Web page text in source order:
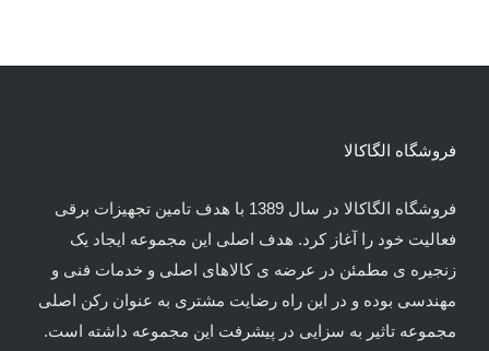
فروشگاه الگاکالا
فروشگاه الگاکالا در سال 1389 با هدف تامین تجهیزات برقی
فعالیت خود را آغاز کرد. هدف اصلی این مجموعه ایجاد یک
زنجیره ی مطمئن در عرضه ی کالاهای اصلی و خدمات فنی و
مهندسی بوده و در این راه رضایت مشتری به عنوان رکن اصلی
مجموعه تاثیر به سزایی در پیشرفت این مجموعه داشته است.